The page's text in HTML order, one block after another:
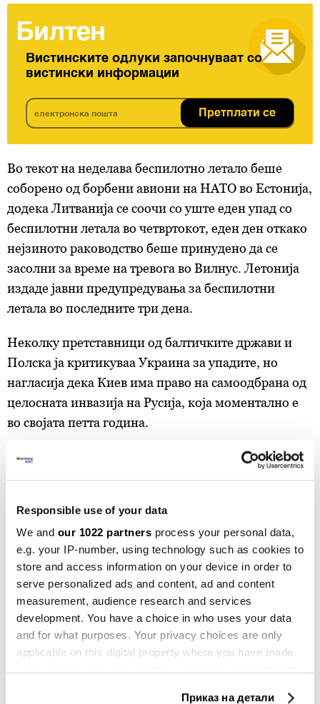
Responsible use of your data
We and our 1022 partners process your personal data,
e.g. your IP-number, using technology such as cookies to
store and access information on your device in order to
serve personalized ads and content, ad and content
measurement, audience research and services
development. You have a choice in who uses your data
and for what purposes. Your privacy choices are only
applicable on this digital property where you have made
Приказ на детали
Билтен
Вистинските одлуки започнуваат со
вистински информации
Претплати се
Во текот на неделава беспилотно летало беше
соборено од борбени авиони на НАТО во Естонија,
додека Литванија се соочи со уште еден упад со
беспилотни летала во четвртокот, еден ден откако
нејзиното раководство беше принудено да се
засолни за време на тревога во Вилнус. Летонија
издаде јавни предупредувања за беспилотни
летала во последните три дена.
Неколку претставници од балтичките држави и
Полска ја критикуваа Украина за упадите, но
нагласија дека Киев има право на самоодбрана од
целосната инвазија на Русија, која моментално е
во својата петта година.
Киев има „капацитет за долг дострел и затоа
Русија се обидува да се преправа дека некој друг е
за надворешни работи Баиба Бразе.
УКРАИНА
електрана во Естонија